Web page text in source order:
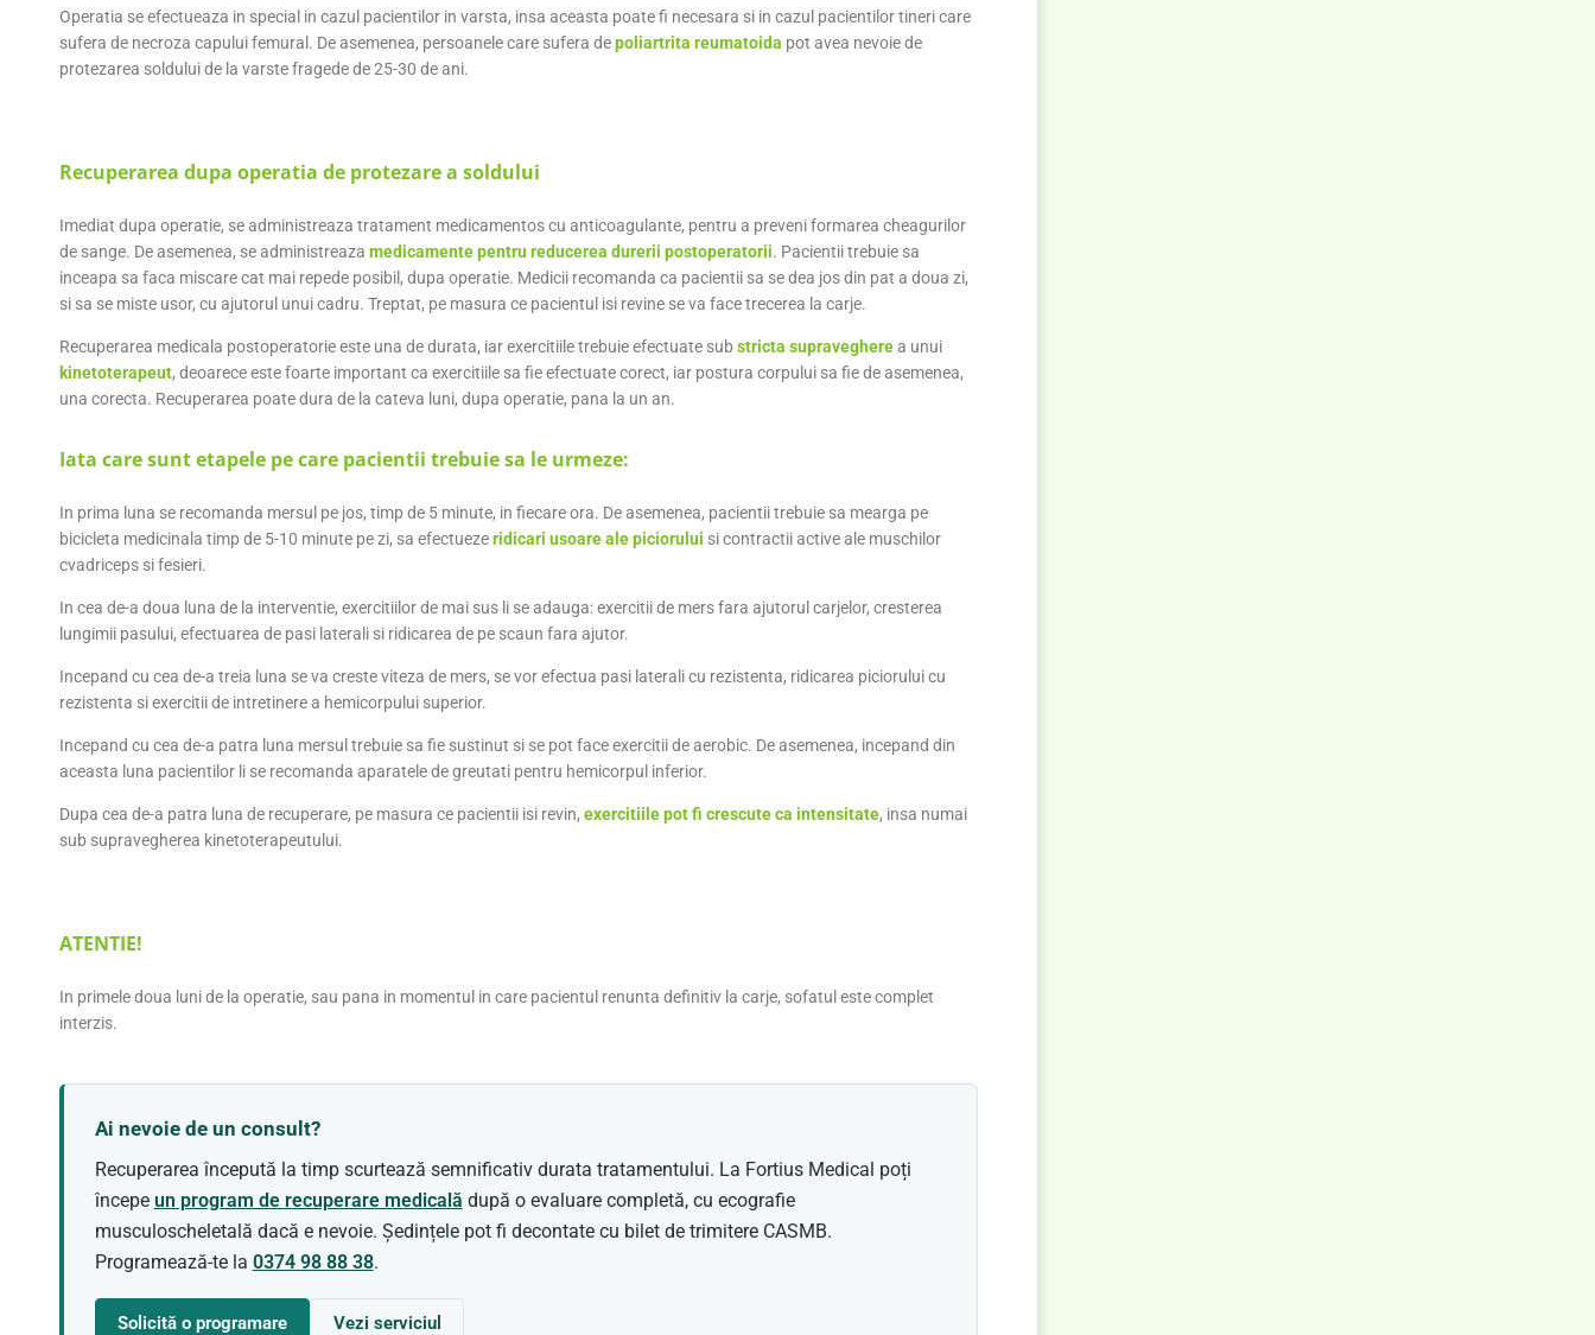
Operatia se efectueaza in special in cazul pacientilor in varsta, insa aceasta poate fi necesara si in cazul pacientilor tineri care
sufera de necroza capului femural. De asemenea, persoanele care sufera depoliartrita reumatoida pot avea nevoie de
protezarea soldului de la varste fragede de 25-30 de ani.
Recuperarea dupa operatia de protezare a soldului
Imediat dupa operatie, se administreaza tratament medicamentos cu anticoagulante, pentru a preveni formarea cheagurilor
de sange. De asemenea, se administreaza medicamente pentru reducerea durerii postoperatorii. Pacientii trebuie sa
inceapa sa faca miscare cat mai repede posibil, dupa operatie. Medicii recomanda ca pacientii sa se dea jos din pat a doua zi,
si sa se miste usor, cu ajutorul unui cadru. Treptat, pe masura ce pacientul isi revine se va face trecerea la carje.
Recuperarea medicala postoperatorie este una de durata, iar exercitiile trebuie efectuate sub stricta supravegherea unui
kinetoterapeut, deoarece este foarte important ca exercitiile sa fie efectuate corect, iar postura corpului sa fie de asemenea,
una corecta. Recuperarea poate dura de la cateva luni, dupa operatie, pana la un an.
Iata care sunt etapele pe care pacientii trebuie sa le urmeze:
In prima luna se recomanda mersul pe jos, timp de 5 minute, in fiecare ora. De asemenea, pacientii trebuie sa mearga pe
bicicleta medicinala timp de 5-10 minute pe zi, sa efectuezeridicari usoare ale piciorului si contractii active ale muschilor
cvadriceps si fesieri.
In cea de-a doua luna de la interventie, exercitiilor de mai sus li se adauga: exercitii de mers fara ajutorul carjelor, cresterea
lungimii pasului, efectuarea de pasi laterali si ridicarea de pe scaun fara ajutor.
Incepand cu cea de-a treia luna se va creste viteza de mers, se vor efectua pasi laterali cu rezistenta, ridicarea piciorului cu
rezistenta si exercitii de intretinere a hemicorpului superior.
Incepand cu cea de-a patra luna mersul trebuie sa fie sustinut si se pot face exercitii de aerobic. De asemenea, incepand din
aceasta luna pacientilor li se recomanda aparatele de greutati pentru hemicorpul inferior.
Dupa cea de-a patra luna de recuperare, pe masura ce pacientii isi revin, exercitiile pot fi crescute ca intensitate, insa numai
sub supravegherea kinetoterapeutului.
ATENTIE!
In primele doua luni de la operatie, sau pana in momentul in care pacientul renunta definitiv la carje, sofatul este complet
interzis.
Ai nevoie de un consult?
Recuperarea începută la timp scurtează semnificativ durata tratamentului. La Fortius Medical poți
începe un program de recuperare medicală după o evaluare completă, cu ecografie
musculoscheletală dacă e nevoie. Ședințele pot fi decontate cu bilet de trimitere CASMB.
Programează-te la 0374 98 88 38.
Solicită o programare Vezi serviciul